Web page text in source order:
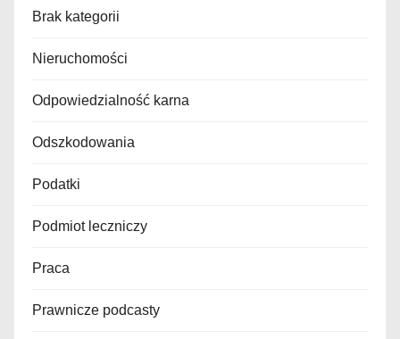
Brak kategorii
Nieruchomości
Odpowiedzialność karna
Odszkodowania
Podatki
Podmiot leczniczy
Praca
Prawnicze podcasty